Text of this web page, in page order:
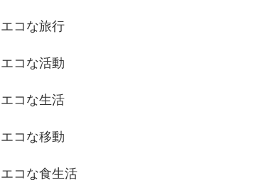
エコな旅行
エコな活動
エコな生活
エコな移動
エコな食生活